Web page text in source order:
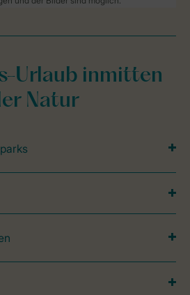
Urlaub inmitten
Natur